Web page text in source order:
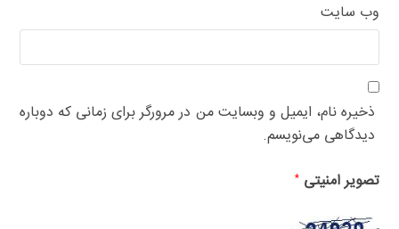
وب‌ سایت
ذخیره نام، ایمیل و وبسایت من در مرورگر برای زمانی که دوباره
دیدگاهی می‌نویسم.
تصویر امنیتی*